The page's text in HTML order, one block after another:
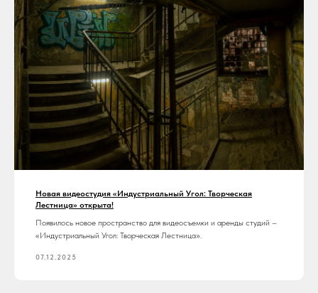
Новая видеостудия «Индустриальный Угол: Творческая
Лестница» открыта!
Появилось новое пространство для видеосъемки и аренды студий –
«Индустриальный Угол: Творческая Лестница».
07.12.2025